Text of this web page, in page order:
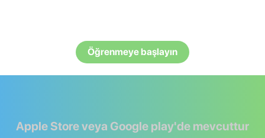
Öğrenmeye başlayın
Apple Store veya Google play'de mevcuttur